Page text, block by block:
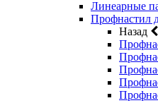
Линеарные
Профнастил
Назад